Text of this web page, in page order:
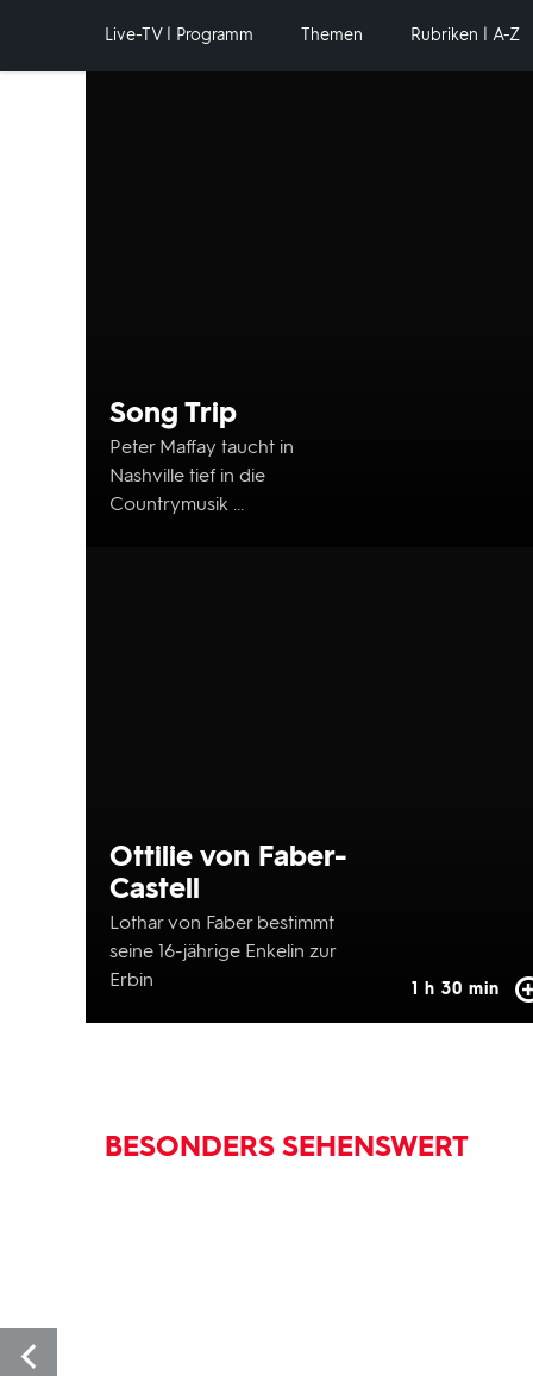
Live-TV | Programm Themen Rubriken | A-Z
Ottilie von Faber-
Castell
Lothar von Faber bestimmt
seine 16-jährige Enkelin zur
Erbin
1 h 30 min
Song Trip
Peter Maffay taucht in
Nashville tief in die
Countrymusik ...
BESONDERS SEHENSWERT